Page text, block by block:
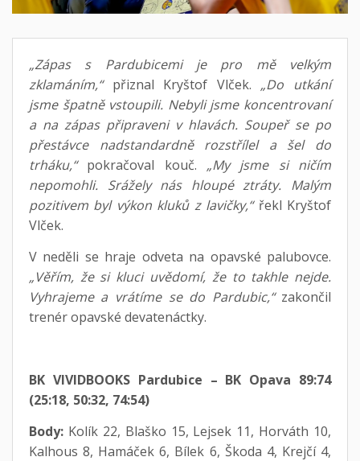
„Zápas s Pardubicemi je pro mě velkým
zklamáním,“přiznal Kryštof Vlček. „Do utkání
jsme špatně vstoupili. Nebyli jsme koncentrovaní
a na zápas připraveni v hlavách. Soupeř se po
přestávce nadstandardně rozstřílel a šel do
trháku,“pokračoval kouč. „My jsme si ničím
nepomohli. Srážely nás hloupé ztráty. Malým
pozitivem byl výkon kluků z lavičky,“řekl Kryštof
Vlček.
V neděli se hraje odveta na opavské palubovce.
„Věřím, že si kluci uvědomí, že to takhle nejde.
Vyhrajeme a vrátíme se do Pardubic,“zakončil
trenér opavské devatenáctky.
BK VIVIDBOOKS Pardubice – BK Opava 89:74
(25:18, 50:32, 74:54)
Body:Kolík 22, Blaško 15, Lejsek 11, Horváth 10,
Kalhous 8, Hamáček 6, Bílek 6, Škoda 4, Krejčí 4,